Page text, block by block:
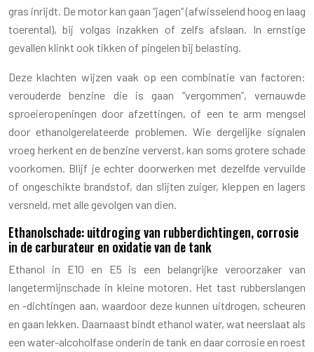
gras inrijdt. De motor kan gaan “jagen” (afwisselend hoog en laag
toerental), bij volgas inzakken of zelfs afslaan. In ernstige
gevallen klinkt ook tikken of pingelen bij belasting.
Deze klachten wijzen vaak op een combinatie van factoren:
verouderde benzine die is gaan “vergommen”, vernauwde
sproeieropeningen door afzettingen, of een te arm mengsel
door ethanolgerelateerde problemen. Wie dergelijke signalen
vroeg herkent en de benzine ververst, kan soms grotere schade
voorkomen. Blijf je echter doorwerken met dezelfde vervuilde
of ongeschikte brandstof, dan slijten zuiger, kleppen en lagers
versneld, met alle gevolgen van dien.
Ethanolschade: uitdroging van rubberdichtingen, corrosie
in de carburateur en oxidatie van de tank
Ethanol in E10 en E5 is een belangrijke veroorzaker van
langetermijnschade in kleine motoren. Het tast rubberslangen
en -dichtingen aan, waardoor deze kunnen uitdrogen, scheuren
en gaan lekken. Daarnaast bindt ethanol water, wat neerslaat als
een water-alcoholfase onderin de tank en daar corrosie en roest